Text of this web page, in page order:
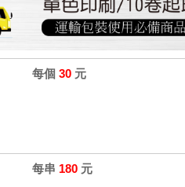
每個 30元
每串 180元